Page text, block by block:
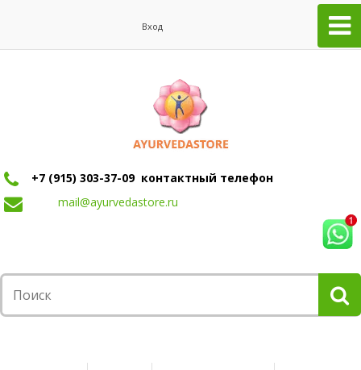
Вход
+7 (915) 303-37-09 контактный телефон
mail@ayurvedastore.ru